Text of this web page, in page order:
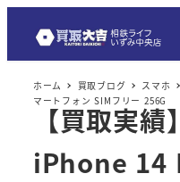
ホーム 買取ブログ スマホ
マートフォン SIMフリー 256G
【買取実
iPhone 14